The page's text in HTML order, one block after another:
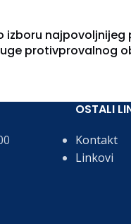
izboru najpovoljnijeg
protivprovalnog
OSTALI
Kontakt
Linkovi